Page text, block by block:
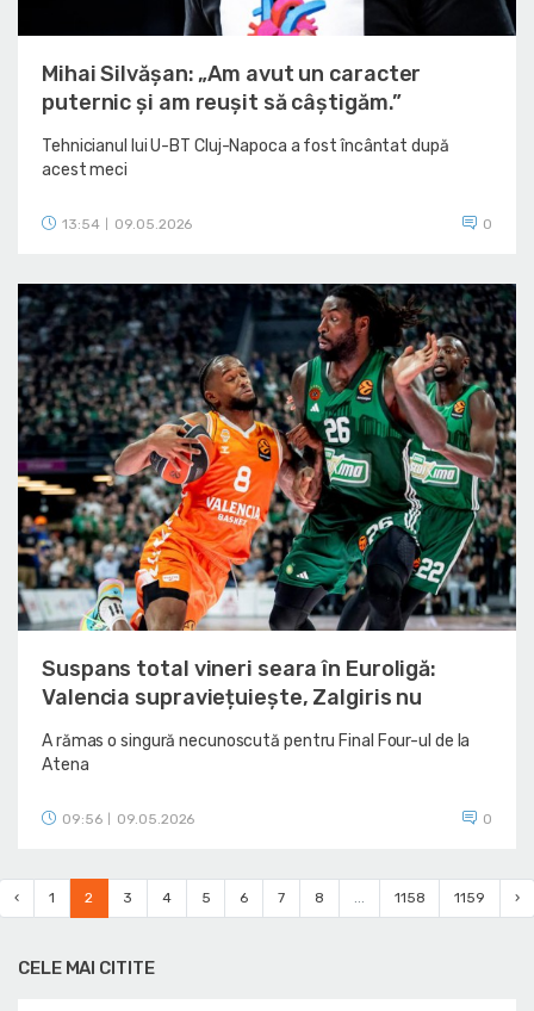
Mihai Silvășan: „Am avut un caracter
puternic și am reușit să câștigăm.”
Tehnicianul lui U-BT Cluj-Napoca a fost încântat după
acest meci
13:54 09.05.2026 0
Suspans total vineri seara în Euroligă:
Valencia supraviețuiește, Zalgiris nu
A rămas o singură necunoscută pentru Final Four-ul de la
Atena
09:56 09.05.2026 0
‹ 1 2 3 4 5 6 7 8 1158 1159 ›
CELE MAI CITITE